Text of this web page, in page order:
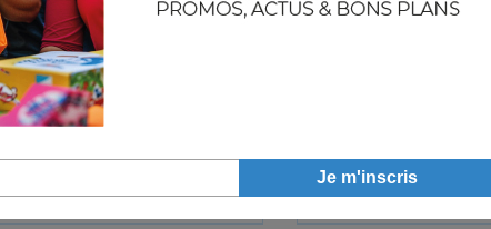
A partir de